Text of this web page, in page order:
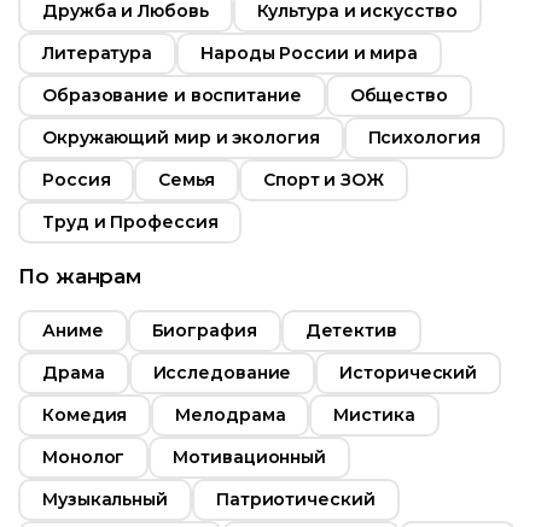
Бразилия
Дружба и Любовь
Культура и искусство
Литература
Народы России и мира
Образование и воспитание
Общество
Окружающий мир и экология
Психология
Россия
Семья
Спорт и ЗОЖ
Труд и Профессия
По жанрам
Аниме Биография
Детектив
Драма
Исследование
Исторический
Комедия
Мелодрама
Мистика
Монолог
Мотивационный
Музыкальный
Патриотический